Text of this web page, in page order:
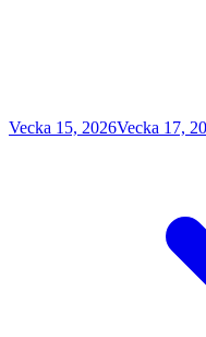
Vecka 15, 2026Vecka 17,